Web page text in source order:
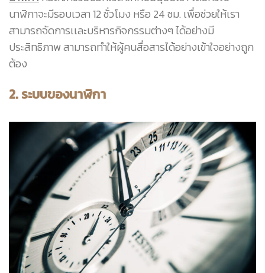
นาฬิกาจะมีรอบเวลา 12 ชั่วโมง หรือ 24 ชม. เพื่อช่วยให้เรา
สามารถจัดการเเละบริหารกิจกรรมต่างๆ ได้อย่างมี
ประสิทธิภาพ สามารถทำให้ผู้คนสื่อสารได้อย่างเข้าใจอย่างถูก
ต้อง
2. ระบบของนาฬิกา